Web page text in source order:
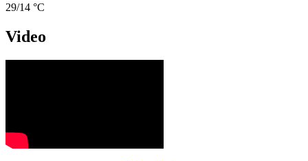
29/14 °C
Video